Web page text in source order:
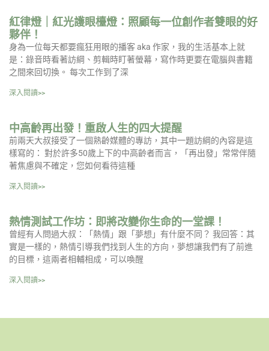
紅律燈｜紅光護眼檯燈：照顧每一位創作者雙眼的好
夥伴！
身為一位每天都要瘋狂用眼的播客 aka 作家，我的生活基本上就
是：錄音時看著訪綱、剪輯時盯著螢幕，寫作時更要在電腦與書籍
之間來回切換。 每次工作到了深
深入閱讀>>
中高齡再出發！重啟人生的四大提醒
前兩天大叔接受了一個熟齡媒體的專訪，其中一題訪綱的內容是這
樣寫的： 對於許多50歲上下的中高齡者而言，「再出發」常常伴隨
著焦慮與不確定，您如何看待這種
深入閱讀>>
熱情測試工作坊：即將改變你生命的一堂課！
曾經有人問過大叔：「熱情」跟「夢想」有什麼不同？ 我回答：其
實是一樣的，熱情引導我們找到人生的方向，夢想讓我們有了前進
的目標，這兩者相輔相成，可以喚醒
深入閱讀>>